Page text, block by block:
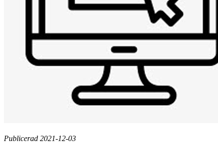
Publicerad 2021-12-03